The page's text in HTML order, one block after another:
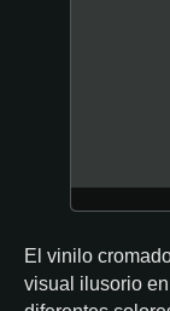
El vinilo
visual ilusorio